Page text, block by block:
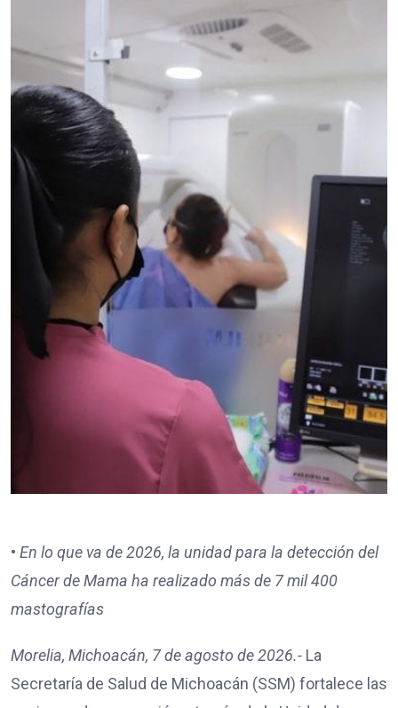
•⁠ ⁠En lo que va de 2026, la unidad para la detección del
Cáncer de Mama ha realizado más de 7 mil 400
mastografías
Morelia, Michoacán, 7 de agosto de 2026.- La
Secretaría de Salud de Michoacán (SSM) fortalece las